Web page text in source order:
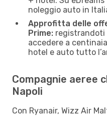
noleggio auto in
Approfitta delle
Prime: registrandoti
accedere a
hotel e auto tutto
Compagnie aeree
Napoli
Con Ryanair, Wizz Air